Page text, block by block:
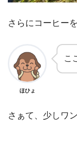
さらにコーヒー
ほひょ
こ
さぁて、少しワ